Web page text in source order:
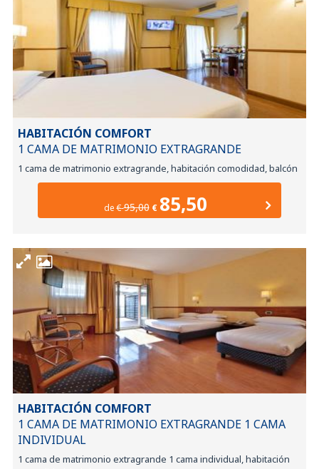
HABITACIÓN COMFORT
1 CAMA DE MATRIMONIO EXTRAGRANDE
1 cama de matrimonio extragrande, habitación comodidad, balcón
de€95,00 € 85,50
HABITACIÓN COMFORT
1 CAMA DE MATRIMONIO EXTRAGRANDE 1 CAMA
INDIVIDUAL
1 cama de matrimonio extragrande 1 cama individual, habitación